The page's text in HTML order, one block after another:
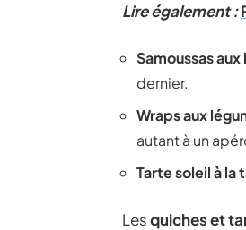
Lire également :
Samoussas
dernier.
Wraps aux
autant à un
Tarte soleil à la
Lesquiches et